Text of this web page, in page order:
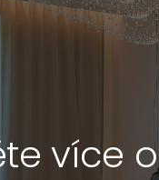
více o